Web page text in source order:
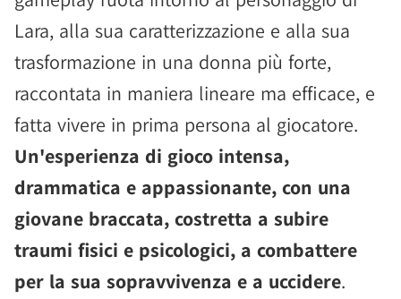
Lara, alla sua caratterizzazione e alla sua
trasformazione in una donna più forte,
raccontata in maniera lineare ma efficace, e
fatta vivere in prima persona al giocatore.
Un'esperienza di gioco intensa,
drammatica e appassionante, con una
giovane braccata, costretta a subire
traumi fisici e psicologici, a combattere
per la sua sopravvivenza e a uccidere.